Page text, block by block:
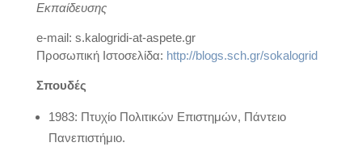
Εκπαίδευσης
e-mail: s.kalogridi-at-aspete.gr
Προσωπική Ιστοσελίδα: http://blogs.sch.gr/sokalogrid
Σπουδές
1983: Πτυχίο Πολιτικών Επιστημών, Πάντειο
Πανεπιστήμιο.